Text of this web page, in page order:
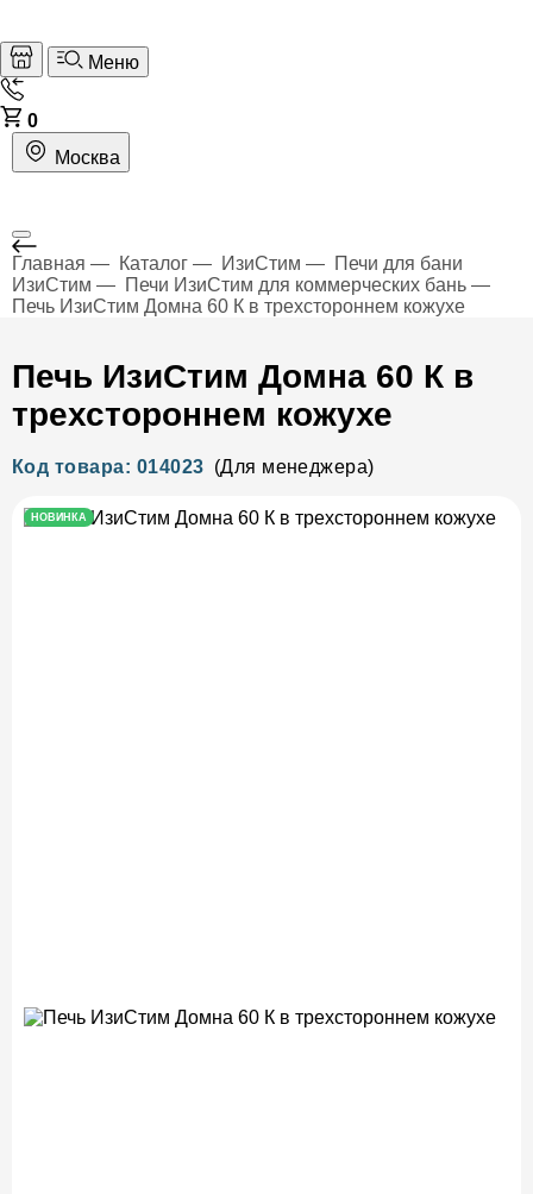
Меню
0
Москва
Главная Каталог ИзиСтим
Печи для бани
ИзиСтим
Печи ИзиСтим для коммерческих бань
Печь ИзиСтим Домна 60 К в трехстороннем кожухе
Печь ИзиСтим Домна 60 К в
трехстороннем кожухе
Код товара: 014023 (Для менеджера)
НОВИНКА